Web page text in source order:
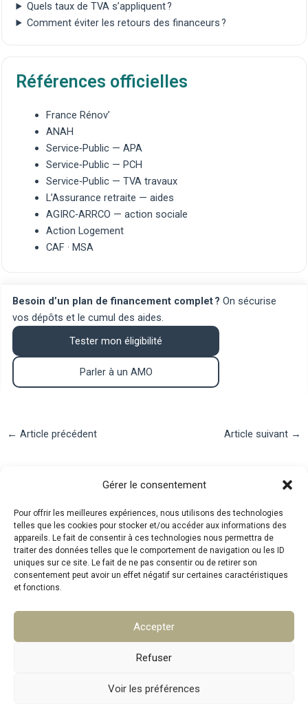
Gérer le consentement
Pour offrir les meilleures expériences, nous utilisons des technologies
telles que les cookies pour stocker et/ou accéder aux informations des
appareils. Le fait de consentir à ces technologies nous permettra de
traiter des données telles que le comportement de navigation ou les ID
uniques sur ce site. Le fait de ne pas consentir ou de retirer son
consentement peut avoir un effet négatif sur certaines caractéristiques
et fonctions.
Accepter
Refuser
Voir les préférences
Quels taux de TVA s’appliquent ?
Comment éviter les retours des financeurs ?
Références officielles
France Rénov’
ANAH
Service‑Public — APA
Service‑Public — PCH
Service‑Public — TVA travaux
L’Assurance retraite — aides
AGIRC‑ARRCO — action sociale
Action Logement
CAF ·MSA
Besoin d’un plan de financement complet ? On sécurise
vos dépôts et le cumul des aides.
Tester mon éligibilité
Parler à un AMO
Navigation
← Article précédent Article suivant →
Téléphone : 07.83.05.00.26
Mail :mpa@srat.fr
Copyright © 2026 SRAT
Politique de confidentialité